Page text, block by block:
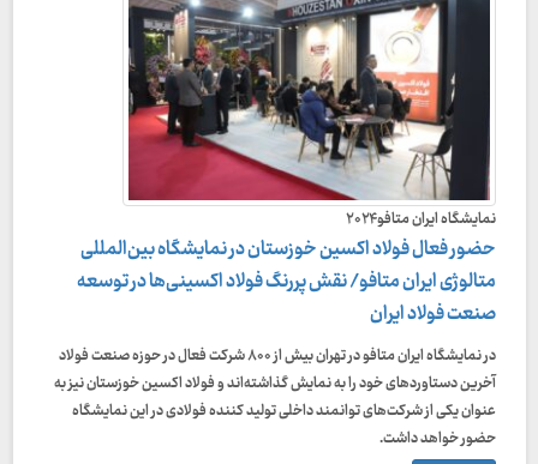
نمایشگاه ایران متافو۲۰۲۴
حضور فعال فولاد اکسین خوزستان در نمایشگاه بین‌المللی
متالوژی ایران متافو/ نقش پررنگ فولاد اکسینی‌ها در توسعه
صنعت فولاد ایران
در نمایشگاه ایران متافو در تهران بیش از ۸۰۰ شرکت فعال در حوزه صنعت فولاد
آخرین دستاوردهای خود را به نمایش گذاشته‌اند و فولاد اکسین خوزستان نیز به
عنوان یکی از شرکت‌های توانمند داخلی تولید کننده فولادی در این نمایشگاه
حضور خواهد داشت.